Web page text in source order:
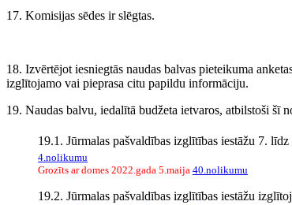
17. Komisijas sēdes ir slēgtas.
18. Izvērtējot iesniegtās naudas balvas pieteikuma
izglītojamo vai pieprasa citu papildu informāciju.
19. Naudas balvu, iedalītā budžeta ietvaros, atbilstoši šī
19.1. Jūrmalas pašvaldības izglītības iestāžu 7.
4.nolikumu
Grozīts ar domes 2022.gada 5.maija 40.nolikumu
19.2. Jūrmalas pašvaldības izglītības iestāžu